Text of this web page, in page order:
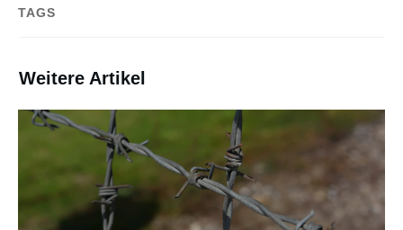
TAGS
Weitere Artikel